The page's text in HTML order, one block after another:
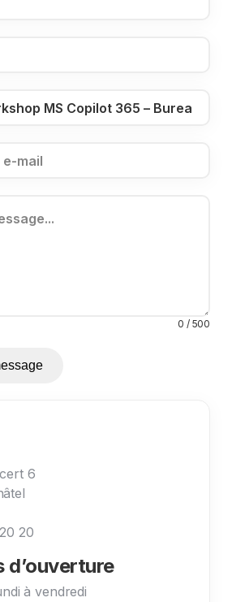
0 / 500
6
20
d’ouverture
à vendredi